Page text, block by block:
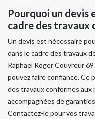
Pourquoi un devis
cadre des travaux
Un devis est nécessaire
dans le cadre des travaux
Raphael Roger Couvreur
pouvez faire confiance. Ce
des travaux conformes
accompagnées de
Contactez-le pour vos